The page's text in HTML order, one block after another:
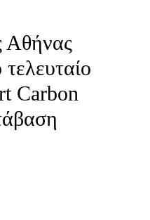
Αθήνας
Carbon